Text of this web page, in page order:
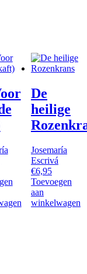
De
heilige
Josemaría
Escrivá
€6,95
Toevoegen
aan
winkelwagen